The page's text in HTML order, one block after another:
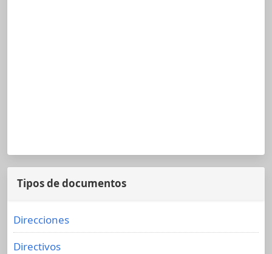
Tipos de documentos
Direcciones
Directivos